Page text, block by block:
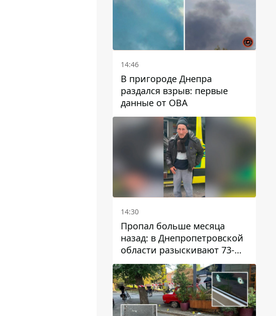
14:46
В пригороде Днепра
раздался взрыв: первые
данные от ОВА
14:30
Пропал больше месяца
назад: в Днепропетровской
области разыскивают 73-
летнего мужчину